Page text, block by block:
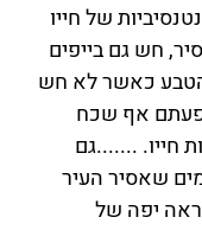
של חייו
חש גם בייפים
כאשר לא חש
אף שכח
חייו. .......גם
שאסיר העיר
יפה של